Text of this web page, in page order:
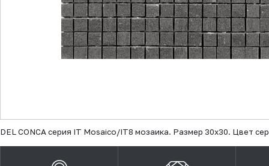
DEL CONCA серия IT Mosaico/IT8 мозаика. Размер 30x30. Цвет